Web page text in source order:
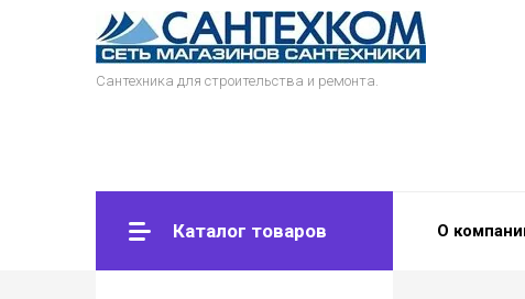
Сантехника для строительства и ремонта.
Каталог товаров О